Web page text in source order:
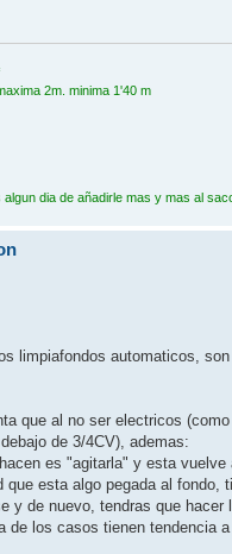
2m. minima 1'40 m
dia de añadirle mas y mas al
limpiafondos automaticos,
que al no ser electricos
de 3/4CV), ademas:
es "agitarla" y esta vuelve
esta algo pegada al fondo,
y de nuevo, tendras que hacer
de los casos tienen